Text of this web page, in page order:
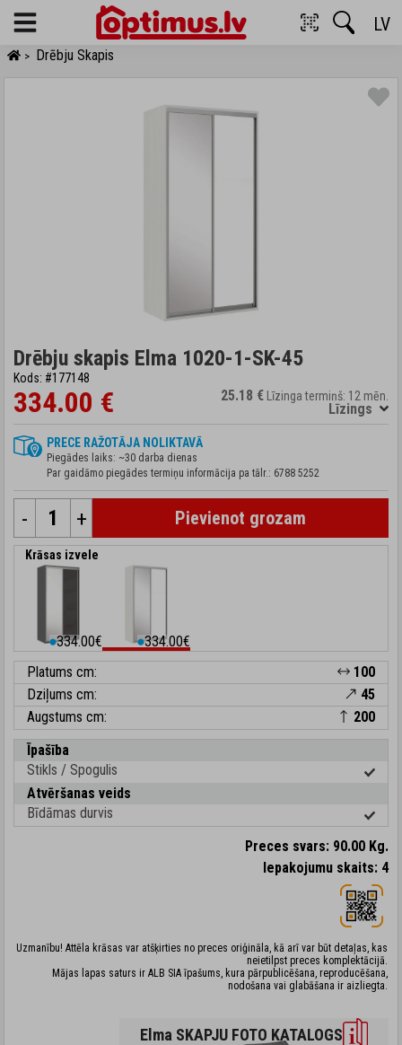
Menu LV
> Drēbju Skapis
Drēbju skapis Elma 1020-1-SK-45
Kods: #177148
334.00 € 25.18 € Līzinga termiņš: 12 mēn.
Līzings
PRECE RAŽOTĀJA NOLIKTAVĀ
Piegādes laiks: ~30 darba dienas
Par gaidāmo piegādes termiņu informācija pa tālr.: 6788 5252
- + Pievienot grozam
Krāsas izvele
⬤334.00€ ⬤334.00€
Platums cm:
100
Dziļums cm:
45
Augstums cm:
200
Īpašība
Stikls / Spogulis
Atvēršanas veids
Bīdāmas durvis
Preces svars: 90.00 Kg.
Iepakojumu skaits: 4
Uzmanību! Attēla krāsas var atšķirties no preces oriģināla, kā arī var būt detaļas, kas
neietilpst preces komplektācijā.
Mājas lapas saturs ir ALB SIA īpašums, kura pārpublicēšana, reproducēšana,
nodošana vai glabāšana ir aizliegta.
Elma SKAPJU FOTO KATALOGS